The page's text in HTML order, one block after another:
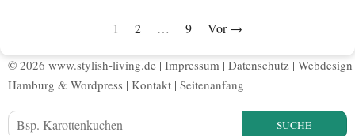
1 2 … 9 Vor →
© 2026 www.stylish-living.de | Impressum | Datenschutz | Webdesign
Hamburg & Wordpress | Kontakt | Seitenanfang
SUCHE